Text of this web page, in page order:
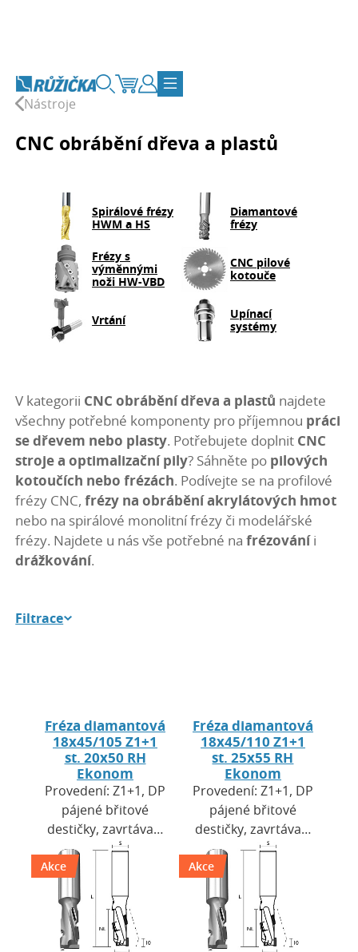
Vyhledávání
KošíkZákaznický účet
Přepnout navigaci
Nástroje
CNC obrábění dřeva a plastů
Spirálové frézy
HWM a HS
Diamantové
frézy
Frézy s
výměnnými
noži HW-VBD
CNC pilové
kotouče
Vrtání
Upínací
systémy
V kategorii CNC obrábění dřeva a plastů najdete
všechny potřebné komponenty pro příjemnou práci
se dřevem nebo plasty. Potřebujete doplnit CNC
stroje a optimalizační pily? Sáhněte po pilových
kotoučích nebo frézách. Podívejte se na profilové
frézy CNC,frézy na obrábění akrylátových hmot
nebo na spirálové monolitní frézy či modelářské
frézy. Najdete u nás vše potřebné nafrézováníi
drážkování.
Filtrace
Fréza diamantová
18x45/105 Z1+1
st. 20x50 RH
Ekonom
Provedení: Z1+1, DP
pájené břitové
destičky, zavrtávací
břit HW. Výška
destiček H=2,5 mm.
Použití: pro CNC
obráběcí centra a…
Akce
Fréza diamantová
18x45/110 Z1+1
st. 25x55 RH
Ekonom
Provedení: Z1+1, DP
pájené břitové
destičky, zavrtávací
břit HW. Výška
destiček H=2,5 mm.
Použití: pro CNC
obráběcí centra a…
Akce